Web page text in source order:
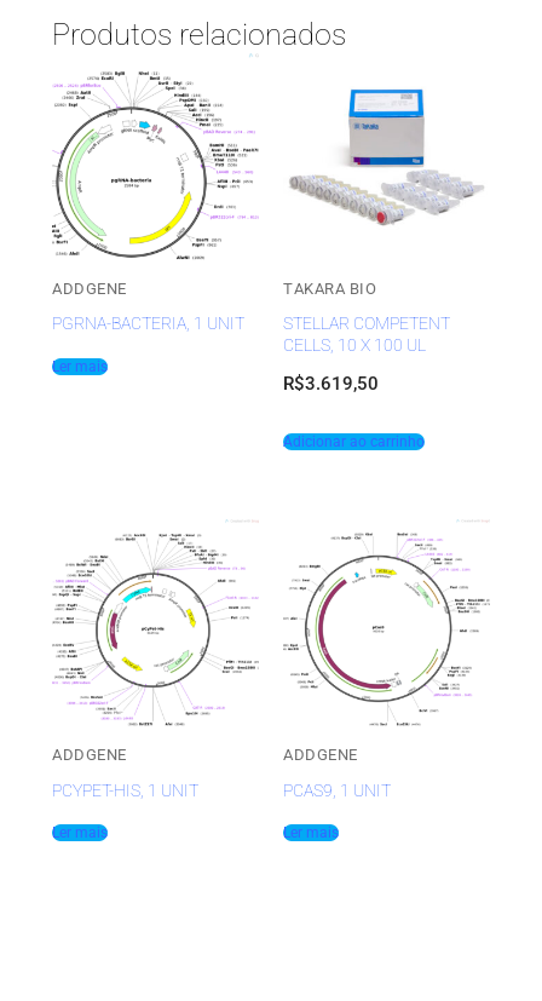
Produtos relacionados
ADDGENE
PGRNA-BACTERIA, 1 UNIT
Ler mais
TAKARA BIO
STELLAR COMPETENT
CELLS, 10 X 100 UL
R$3.619,50
Adicionar ao carrinho
ADDGENE
PCYPET-HIS, 1 UNIT
Ler mais
ADDGENE
PCAS9, 1 UNIT
Ler mais